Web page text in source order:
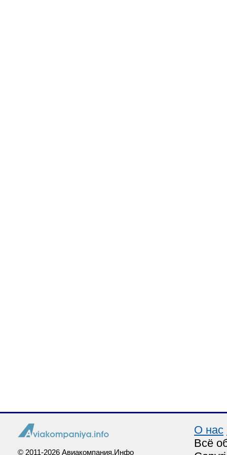
© 2011-2026 Авиакомпания.Инфо
О нас
Всё